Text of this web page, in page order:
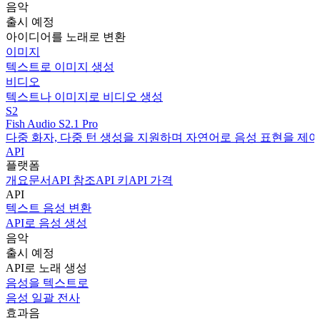
음악
출시 예정
아이디어를 노래로 변환
이미지
텍스트로 이미지 생성
비디오
텍스트나 이미지로 비디오 생성
S2
Fish Audio S2.1 Pro
다중 화자, 다중 턴 생성을 지원하며 자연어로 음성 표현을 제
API
플랫폼
개요문서 API 참조API 키 API 가격
API
텍스트 음성 변환
API로 음성 생성
음악
출시 예정
API로 노래 생성
음성을 텍스트로
음성 일괄 전사
효과음